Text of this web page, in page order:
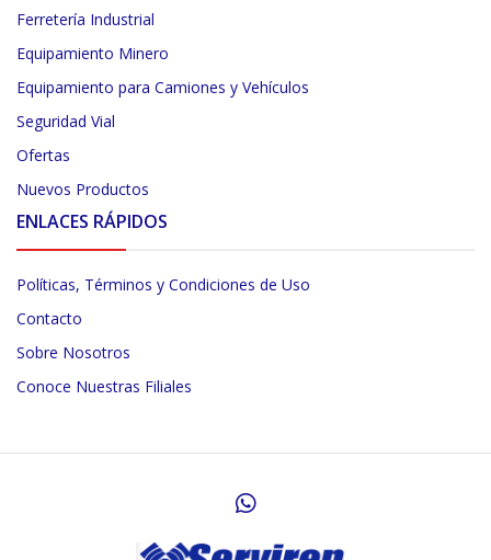
Ferretería Industrial
Equipamiento Minero
Equipamiento para Camiones y Vehículos
Seguridad Vial
Ofertas
Nuevos Productos
ENLACES RÁPIDOS
Políticas, Términos y Condiciones de Uso
Contacto
Sobre Nosotros
Conoce Nuestras Filiales